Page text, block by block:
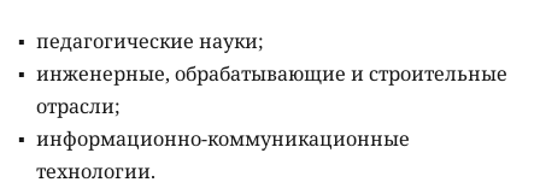
педагогические науки;
инженерные, обрабатывающие и строительные
отрасли;
информационно-коммуникационные
технологии.